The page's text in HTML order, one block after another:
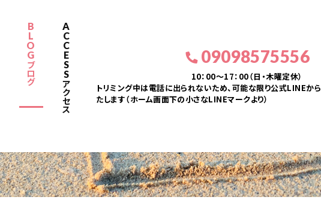
B
L
O
G
ブ
ロ
グ
A
C
C
E
S
S
ア
ク
セ
ス
09098575556
10：00～17：00（日・木曜定休）
トリミング中は電話に出られないため、可能な限り公式LINEか
たします（ホーム画面下の小さなLINEマークより）